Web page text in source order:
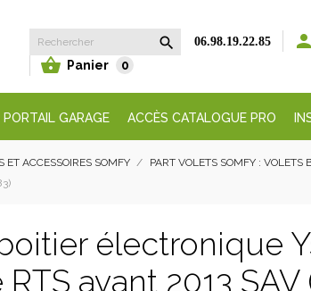
 06.98.19.22.85 
 Panier 0
PORTAIL GARAGE ACCÈS CATALOGUE PRO
ET ACCESSOIRES SOMFY
PART VOLETS SOMFY : VOLETS
électronique
avant 2013 SAV